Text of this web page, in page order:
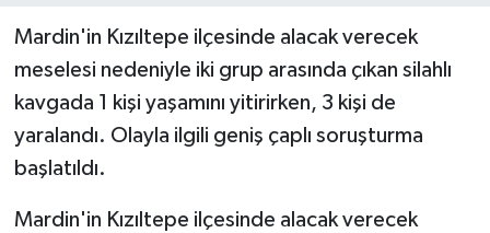
Mardin'in Kızıltepe ilçesinde alacak verecek
meselesi nedeniyle iki grup arasında çıkan silahlı
kavgada 1 kişi yaşamını yitirirken, 3 kişi de
yaralandı. Olayla ilgili geniş çaplı soruşturma
başlatıldı.
Mardin'in Kızıltepe ilçesinde alacak verecek